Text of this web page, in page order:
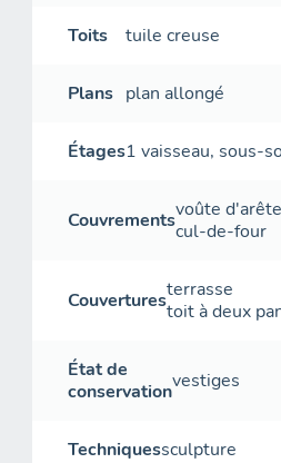
feuillages
menuiserie
enroulé
dans la
agrafes
fruits, dans
génoise
Toits tuile creuse
Plans plan allongé
Étages1 vaisseau, sous-
Couvrementsvoûte
cul-de-four
Couverturesterrasse
toit à deux
État de
conservationvestiges
Techniquessculpture